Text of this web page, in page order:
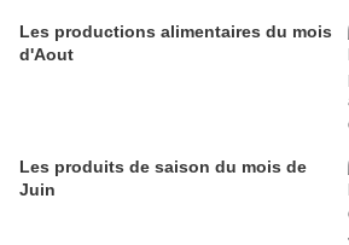
Les productions alimentaires du mois
d'Aout
Les produits de saison du mois de
Juin